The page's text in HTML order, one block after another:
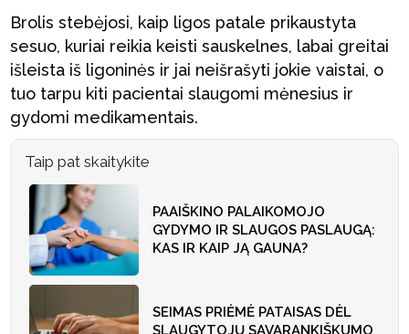
Brolis stebėjosi, kaip ligos patale prikaustyta
sesuo, kuriai reikia keisti sauskelnes, labai greitai
išleista iš ligoninės ir jai neišrašyti jokie vaistai, o
tuo tarpu kiti pacientai slaugomi mėnesius ir
gydomi medikamentais.
Taip pat skaitykite
PAAIŠKINO PALAIKOMOJO
GYDYMO IR SLAUGOS PASLAUGĄ:
KAS IR KAIP JĄ GAUNA?
SEIMAS PRIĖMĖ PATAISAS DĖL
SLAUGYTOJŲ SAVARANKIŠKUMO